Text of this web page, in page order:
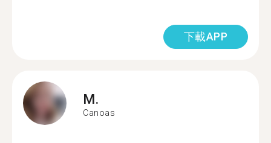
下載APP
M.
Canoas